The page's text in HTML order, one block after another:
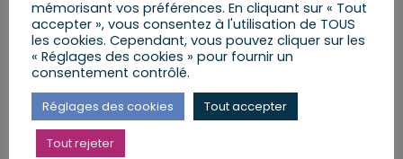
AJOUTER AU CALENDRIER
mémorisant vos préférences. En cliquant sur « Tout
accepter », vous consentez à l'utilisation de TOUS
les cookies. Cependant, vous pouvez cliquer sur les
« Réglages des cookies » pour fournir un
consentement contrôlé.
Réglages des cookies Tout accepter
Tout rejeter